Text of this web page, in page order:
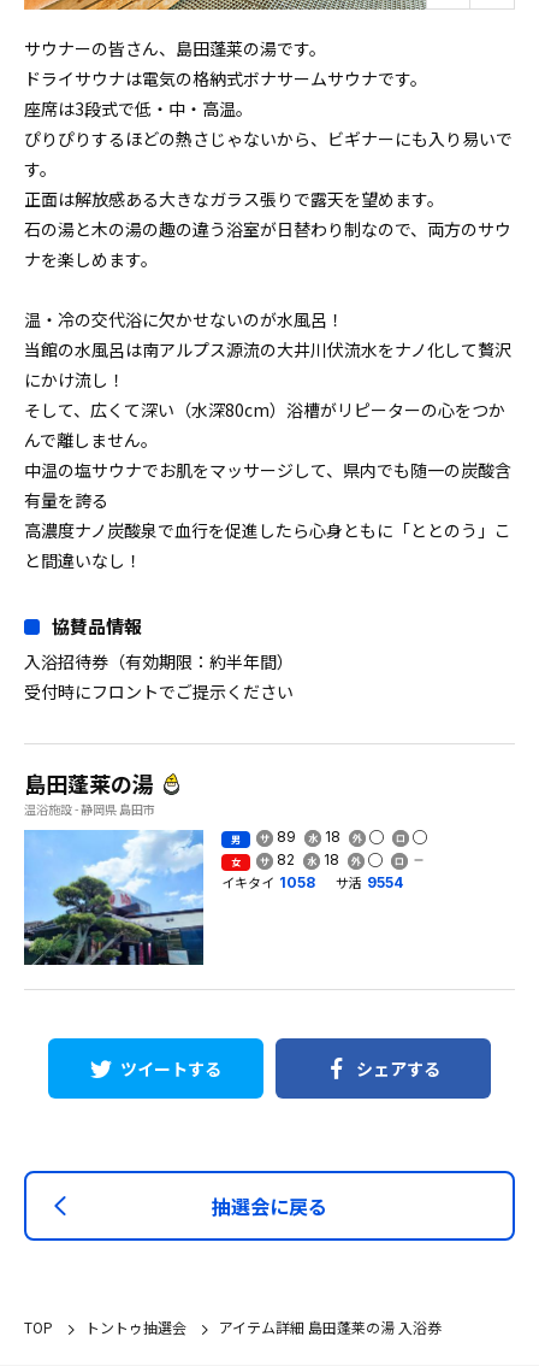
サウナーの皆さん、島田蓬莱の湯です。
ドライサウナは電気の格納式ボナサームサウナです。
座席は3段式で低・中・高温。
ぴりぴりするほどの熱さじゃないから、ビギナーにも入り易いで
す。
正面は解放感ある大きなガラス張りで露天を望めます。
石の湯と木の湯の趣の違う浴室が日替わり制なので、両方のサウ
ナを楽しめます。
温・冷の交代浴に欠かせないのが水風呂！
当館の水風呂は南アルプス源流の大井川伏流水をナノ化して贅沢
にかけ流し！
そして、広くて深い（水深80cm）浴槽がリピーターの心をつか
んで離しません。
中温の塩サウナでお肌をマッサージして、県内でも随一の炭酸含
有量を誇る
高濃度ナノ炭酸泉で血行を促進したら心身ともに「ととのう」こ
と間違いなし！
協賛品情報
入浴招待券（有効期限：約半年間）
受付時にフロントでご提示ください
島田蓬莱の湯
温浴施設 - 静岡県 島田市
男 89 18
女 82 18
イキタイ 1058 サ活 9554
ツイートする シェアする
抽選会に戻る
TOP トントゥ抽選会 アイテム詳細 島田蓬莱の湯 入浴券